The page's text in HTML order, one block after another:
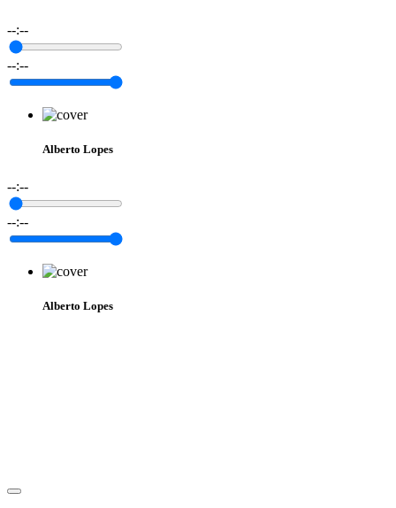
--:--
--:--
Alberto Lopes
--:--
--:--
Alberto Lopes